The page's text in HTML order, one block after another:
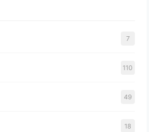
7
110
49
18